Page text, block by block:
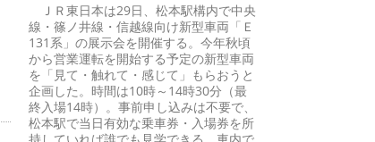
ＪＲ東日本は29日、松本駅構内で中央
線・篠ノ井線・信越線向け新型車両「Ｅ
131系」の展示会を開催する。今年秋頃
から営業運転を開始する予定の新型車両
を「見て・触れて・感じて」もらおうと
企画した。時間は10時～14時30分（最
終入場14時）。事前申し込みは不要で、
松本駅で当日有効な乗車券・入場券を所